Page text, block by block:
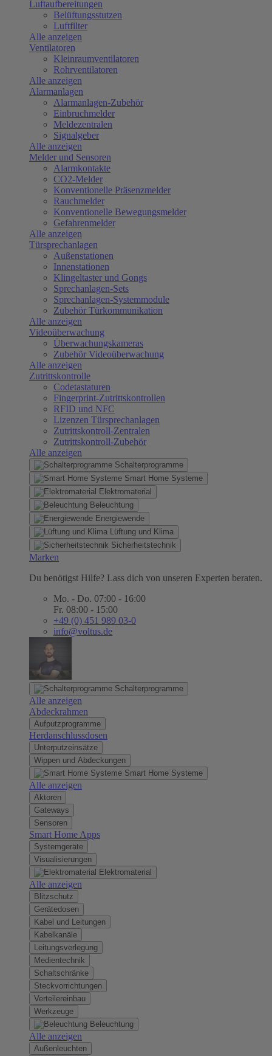
Luftaufbereitungen
Belüftungsstutzen
Luftfilter
Alle anzeigen
Ventilatoren
Kleinraumventilatoren
Rohrventilatoren
Alle anzeigen
Alarmanlagen
Alarmanlagen-Zubehör
Einbruchmelder
Meldezentralen
Signalgeber
Alle anzeigen
Melder und Sensoren
Alarmkontakte
CO2-Melder
Konventionelle Präsenzmelder
Rauchmelder
Konventionelle Bewegungsmelder
Gefahrenmelder
Alle anzeigen
Türsprechanlagen
Außenstationen
Innenstationen
Klingeltaster und Gongs
Sprechanlagen-Sets
Sprechanlagen-Systemmodule
Zubehör Türkommunikation
Alle anzeigen
Videoüberwachung
Überwachungskameras
Zubehör Videoüberwachung
Alle anzeigen
Zutrittskontrolle
Codetastaturen
Fingerprint-Zutrittskontrollen
RFID und NFC
Lizenzen Türsprechanlagen
Zutrittskontroll-Zentralen
Zutrittskontroll-Zubehör
Alle anzeigen
Schalterprogramme
Smart Home Systeme
Elektromaterial
Beleuchtung
Energiewende
Lüftung und Klima
Sicherheitstechnik
Marken
Du benötigst Hilfe? Lass dich von unseren Experten beraten.
Mo. - Do. 07:00 - 16:00
Fr. 08:00 - 15:00
+49 (0) 451 989 03-0
info@voltus.de
Schalterprogramme
Alle anzeigen
Abdeckrahmen
Aufputzprogramme
Herdanschlussdosen
Unterputzeinsätze
Wippen und Abdeckungen
Smart Home Systeme
Alle anzeigen
Aktoren
Gateways
Sensoren
Smart Home Apps
Systemgeräte
Visualisierungen
Elektromaterial
Alle anzeigen
Blitzschutz
Gerätedosen
Kabel und Leitungen
Kabelkanäle
Leitungsverlegung
Medientechnik
Schaltschränke
Steckvorrichtungen
Verteilereinbau
Werkzeuge
Beleuchtung
Alle anzeigen
Außenleuchten